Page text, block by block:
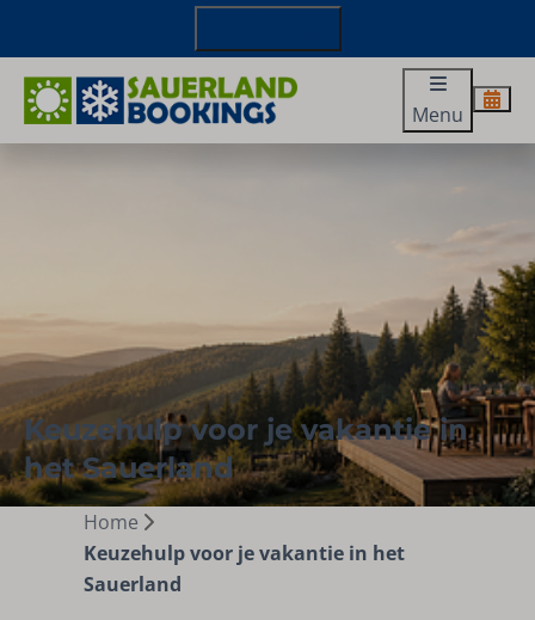
Menu
Keuzehulp voor je vakantie in
het Sauerland
Home
Keuzehulp voor je vakantie in het
Sauerland